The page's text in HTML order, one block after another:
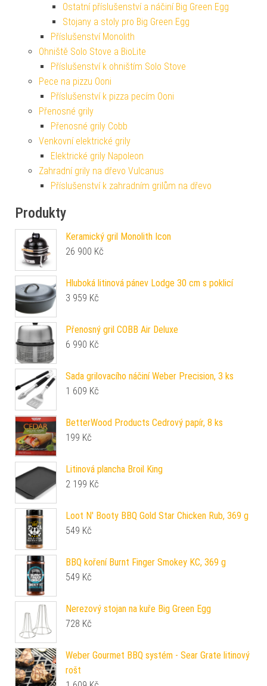
Ostatní příslušenství a náčiní Big Green Egg
Stojany a stoly pro Big Green Egg
Příslušenství Monolith
Ohniště Solo Stove a BioLite
Příslušenství k ohništím Solo Stove
Pece na pizzu Ooni
Příslušenství k pizza pecím Ooni
Přenosné grily
Přenosné grily Cobb
Venkovní elektrické grily
Elektrické grily Napoleon
Zahradní grily na dřevo Vulcanus
Příslušenství k zahradním grilům na dřevo
Produkty
Keramický gril Monolith Icon
26 900 Kč
Hluboká litinová pánev Lodge 30 cm s poklicí
3 959 Kč
Přenosný gril COBB Air Deluxe
6 990 Kč
Sada grilovacího náčiní Weber Precision, 3 ks
1 609 Kč
BetterWood Products Cedrový papír, 8 ks
199 Kč
Litinová plancha Broil King
2 199 Kč
Loot N' Booty BBQ Gold Star Chicken Rub, 369 g
549 Kč
BBQ koření Burnt Finger Smokey KC, 369 g
549 Kč
Nerezový stojan na kuře Big Green Egg
728 Kč
Weber Gourmet BBQ systém - Sear Grate litinový
rošt